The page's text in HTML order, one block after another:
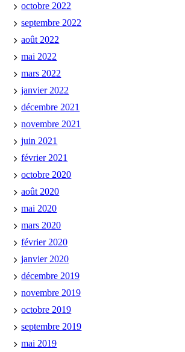
octobre 2022
septembre 2022
août 2022
mai 2022
mars 2022
janvier 2022
décembre 2021
novembre 2021
juin 2021
février 2021
octobre 2020
août 2020
mai 2020
mars 2020
février 2020
janvier 2020
décembre 2019
novembre 2019
octobre 2019
septembre 2019
mai 2019